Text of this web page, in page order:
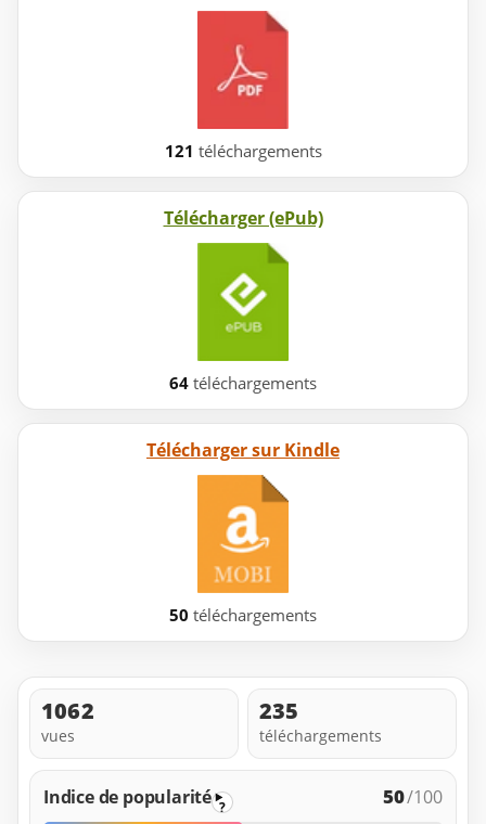
121 téléchargements
Télécharger (ePub)
64 téléchargements
Télécharger sur Kindle
50 téléchargements
1062
vues
235
téléchargements
Indice de popularité ? 50/100